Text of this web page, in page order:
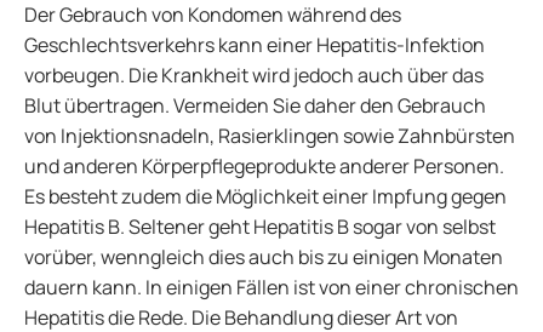
Der Gebrauch von Kondomen während des
Geschlechtsverkehrs kann einer Hepatitis-Infektion
vorbeugen. Die Krankheit wird jedoch auch über das
Blut übertragen. Vermeiden Sie daher den Gebrauch
von Injektionsnadeln, Rasierklingen sowie Zahnbürsten
und anderen Körperpflegeprodukte anderer Personen.
Es besteht zudem die Möglichkeit einer Impfung gegen
Hepatitis B. Seltener geht Hepatitis B sogar von selbst
vorüber, wenngleich dies auch bis zu einigen Monaten
dauern kann. In einigen Fällen ist von einer chronischen
Hepatitis die Rede. Die Behandlung dieser Art von